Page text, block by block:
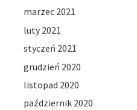
marzec 2021
luty 2021
styczeń 2021
grudzień 2020
listopad 2020
październik 2020